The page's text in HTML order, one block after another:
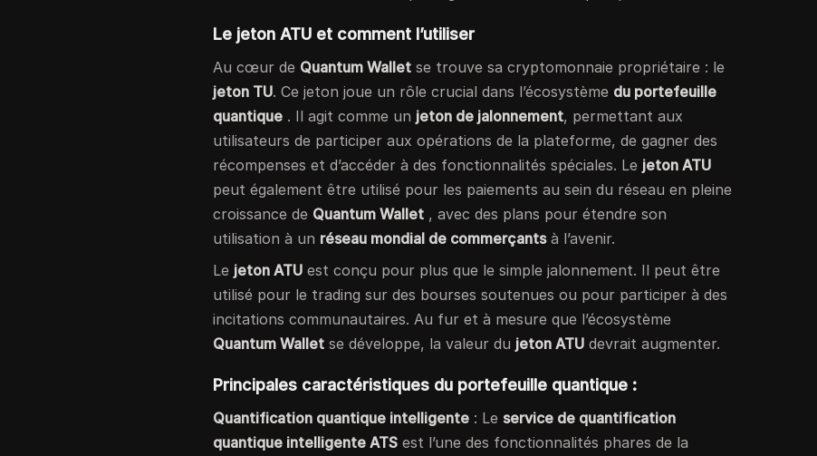
Le jeton ATU et comment l’utiliser
Au cœur de Quantum Wallet se trouve sa cryptomonnaie propriétaire : le
jeton TU. Ce jeton joue un rôle crucial dans l’écosystème du portefeuille
quantique . Il agit comme un jeton de jalonnement, permettant aux
utilisateurs de participer aux opérations de la plateforme, de gagner des
récompenses et d’accéder à des fonctionnalités spéciales. Le jeton ATU
peut également être utilisé pour les paiements au sein du réseau en pleine
croissance de Quantum Wallet , avec des plans pour étendre son
utilisation à un réseau mondial de commerçantsà l’avenir.
Le jeton ATU est conçu pour plus que le simple jalonnement. Il peut être
utilisé pour le trading sur des bourses soutenues ou pour participer à des
incitations communautaires. Au fur et à mesure que l’écosystème
Quantum Wallet se développe, la valeur du jeton ATU devrait augmenter.
Principales caractéristiques du portefeuille quantique :
Quantification quantique intelligente : Leservice de quantification
quantique intelligente ATS est l’une des fonctionnalités phares de la